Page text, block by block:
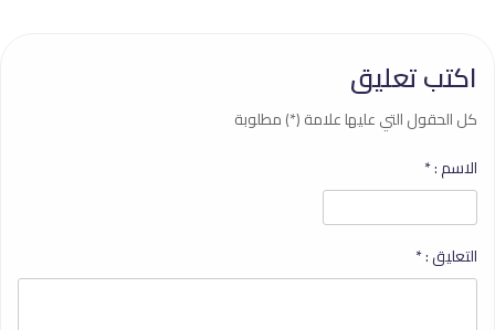
اكتب تعليق
كل الحقول التي عليها علامة (*) مطلوبة
الاسم :*
التعليق :*